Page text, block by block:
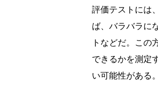
評価テストには
ば、バラバラに
トなどだ。この
できるかを測定
い可能性がある。